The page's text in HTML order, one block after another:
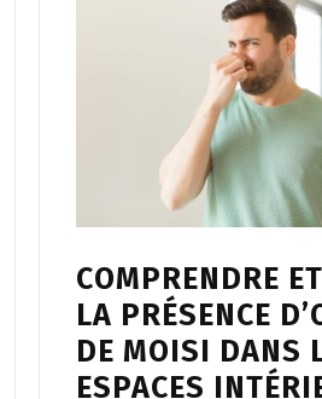
COMPRENDRE
LA PRÉSENCE
DE MOISI DANS
ESPACES